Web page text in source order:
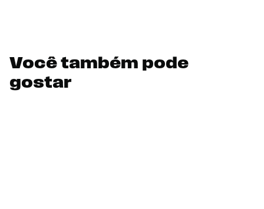
Você também pode
gostar